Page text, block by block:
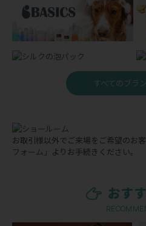
すべてのブラ
お取引様以外でご来場をご希望のお
フォーム」 よりお手続きください。
おす